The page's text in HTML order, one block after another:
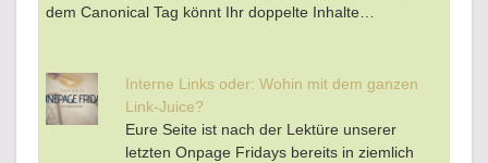
dem Canonical Tag könnt Ihr doppelte Inhalte…
Interne Links oder: Wohin mit dem ganzen
Link-Juice?
Eure Seite ist nach der Lektüre unserer
letzten Onpage Fridays bereits in ziemlich